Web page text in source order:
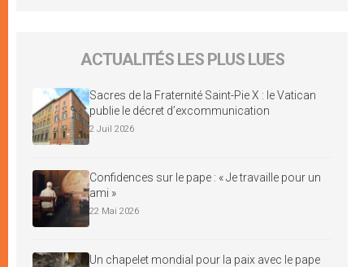
ACTUALITÉS LES PLUS LUES
Sacres de la Fraternité Saint-Pie X : le Vatican
publie le décret d’excommunication
2 Juil 2026
Confidences sur le pape : « Je travaille pour un
ami »
22 Mai 2026
Un chapelet mondial pour la paix avec le pape